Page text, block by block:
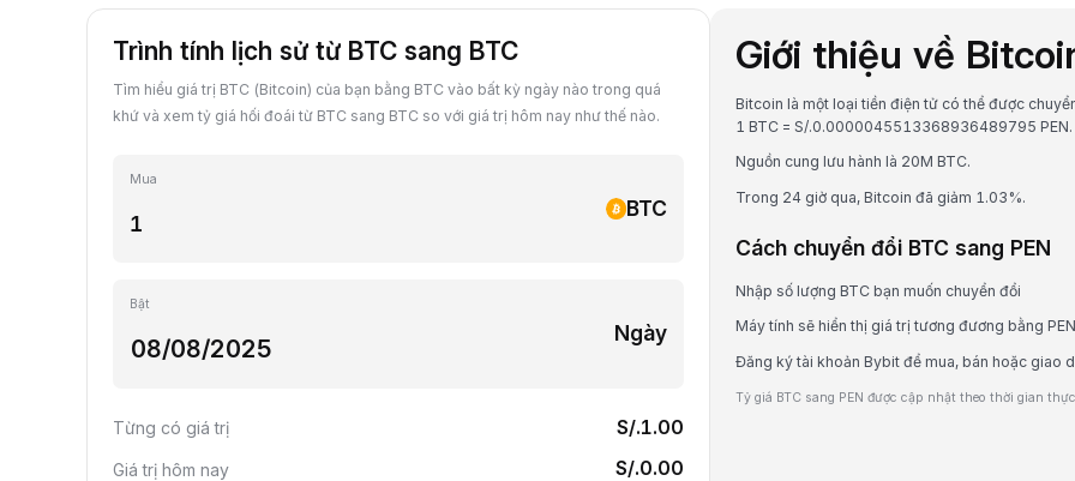
Trình tính lịch sử từ BTC sang BTC
Tìm hiểu giá trị BTC (Bitcoin) của bạn bằng BTC vào bất kỳ ngày nào trong quá
khứ và xem tỷ giá hối đoái từ BTC sang BTC so với giá trị hôm nay như thế nào.
Mua
BTC
Bật
Ngày
Từng có giá trị S/.1.00
Giá trị hôm nay S/.0.00
Giới thiệu về
Bitcoin là một loại tiền điện tử có thể được
1 BTC = S/.0.0000045513368936489795 PEN.
Nguồn cung lưu hành là 20M BTC.
Trong 24 giờ qua, Bitcoin đã giảm 1.03%.
Cách chuyển đổi BTC sang PEN
Nhập số lượng BTC bạn muốn chuyển đổi
Máy tính sẽ hiển thị giá trị tương đương bằng PEN
Đăng ký tài khoản Bybit để mua, bán hoặc giao
Tỷ giá BTC sang PEN được cập nhật theo thời gian